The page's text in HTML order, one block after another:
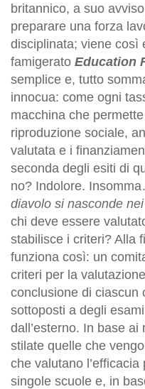
britannico, a suo
preparare una forza
disciplinata; viene così
famigerato Education
semplice e, tutto
innocua: come ogni
macchina che
riproduzione sociale,
valutata e i
seconda degli esiti di
no? Indolore.
diavolo si nasconde
chi deve essere
stabilisce i criteri? Alla
funziona così: un
criteri per la
conclusione di ciascun
sottoposti a degli
dall’esterno. In base
stilate quelle che
che valutano
singole scuole e, in